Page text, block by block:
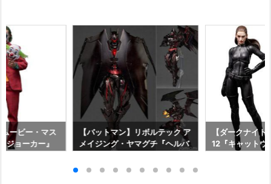
ービー・マス
ジョーカー』
【バットマン】リボルテック ア
メイジング・ヤマグチ『ヘルバ
洋堂】より2027年1月発売予定
【ダークナイ
12『キャットウ